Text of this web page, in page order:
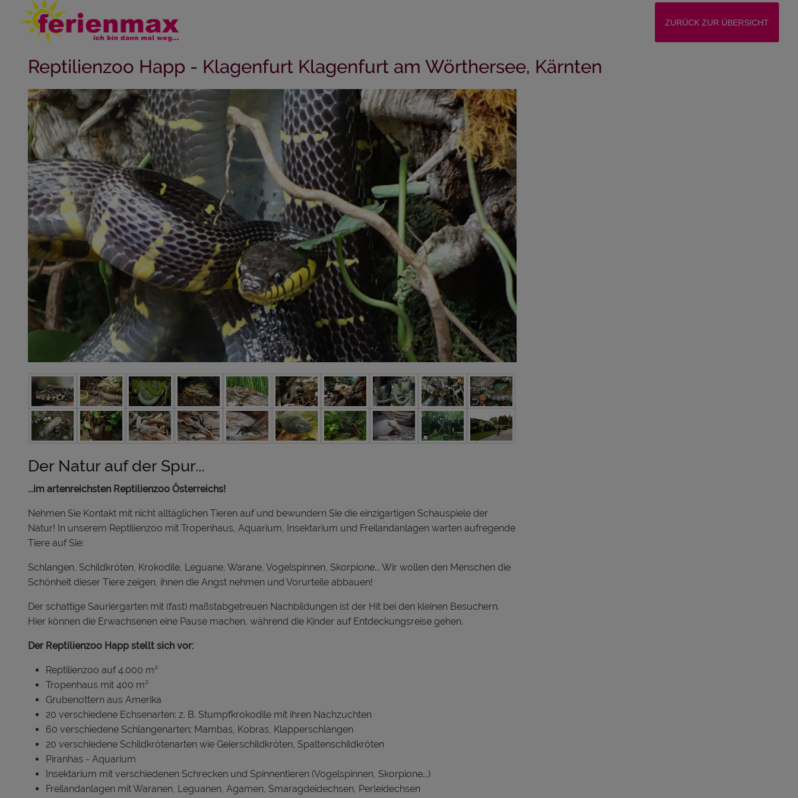
ZURÜCK ZUR ÜBERSICHT
Reptilienzoo Happ - Klagenfurt Klagenfurt am Wörthersee, Kärnten
Der Natur auf der Spur...
...im artenreichsten Reptilienzoo Österreichs!
Nehmen Sie Kontakt mit nicht alltäglichen Tieren auf und bewundern Sie die einzigartigen Schauspiele der
Natur! In unserem Reptilienzoo mit Tropenhaus, Aquarium, Insektarium und Freilandanlagen warten aufregende
Tiere auf Sie:
Schlangen, Schildkröten, Krokodile, Leguane, Warane, Vogelspinnen, Skorpione... Wir wollen den Menschen die
Schönheit dieser Tiere zeigen, ihnen die Angst nehmen und Vorurteile abbauen!
Der schattige Sauriergarten mit (fast) maßstabgetreuen Nachbildungen ist der Hit bei den kleinen Besuchern.
Hier können die Erwachsenen eine Pause machen, während die Kinder auf Entdeckungsreise gehen.
Der Reptilienzoo Happ stellt sich vor:
Reptilienzoo auf 4.000 m²
Tropenhaus mit 400 m²
Grubenottern aus Amerika
20 verschiedene Echsenarten: z. B. Stumpfkrokodile mit ihren Nachzuchten
60 verschiedene Schlangenarten: Mambas, Kobras, Klapperschlangen
20 verschiedene Schildkrötenarten wie Geierschildkröten, Spaltenschildkröten
Piranhas - Aquarium
Insektarium mit verschiedenen Schrecken und Spinnentieren (Vogelspinnen, Skorpione...)
Freilandanlagen mit Waranen, Leguanen, Agamen, Smaragdeidechsen, Perleidechsen